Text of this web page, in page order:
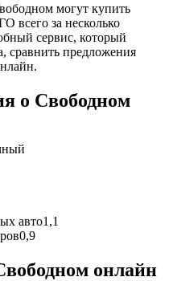
могут купить
всего за несколько
сервис, который
сравнить предложения
о Свободном
авто1,1
0,9
онлайн